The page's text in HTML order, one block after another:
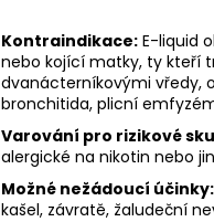
Kontraindikace: E-liquid
nebo kojící matky, ty kteří
dvanácterníkovými vředy,
bronchitida, plicní
Varování pro rizikové
alergické na nikotin nebo
Možné nežádoucí účinky:
kašel, závratě, žaludeční